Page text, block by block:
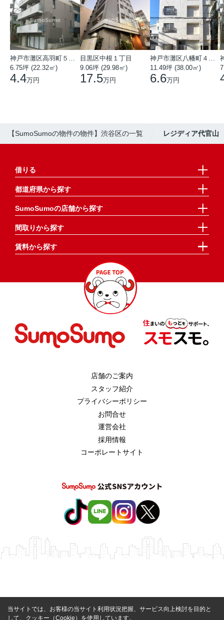
6.75坪 (22.32㎡)
4.4万円
目黒区中根１丁目
9.06坪 (29.98㎡)
17.5万円
11.49坪 (38.00㎡)
6.6万円
【SumoSumoの物件の物件】渋谷区の一覧 レジディア代官山
借りる
都道府県から探す
SumoSumoの店舗から探す
間取りから探す
賃料から探す
店舗のご案内
スタッフ紹介
プライバシーポリシー
お問合せ
運営会社
採用情報
コーポレートサイト
当サイトでは、お客様の当サイト利用状況把握、サービス向上検討を目的と
して、クッキー（Cookie）を使用しています。